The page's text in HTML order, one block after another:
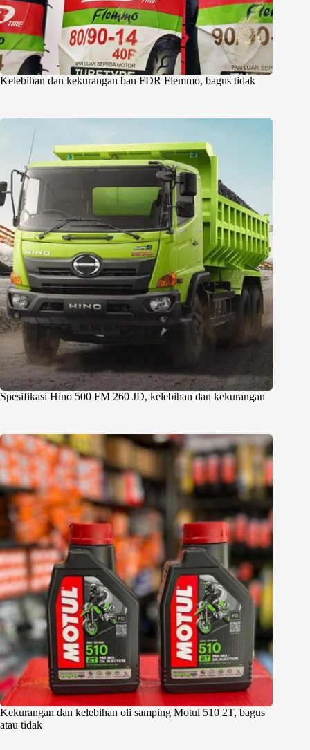
Kelebihan dan kekurangan ban FDR Flemmo, bagus tidak
Spesifikasi Hino 500 FM 260 JD, kelebihan dan kekurangan
Kekurangan dan kelebihan oli samping Motul 510 2T, bagus
atau tidak